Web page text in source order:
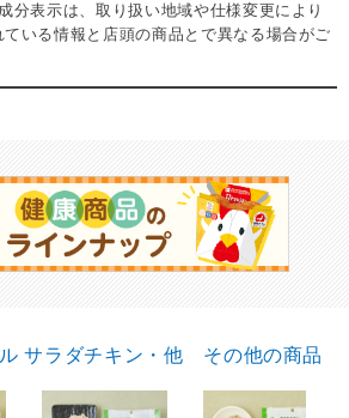
分表示は、取り扱い地域や仕様変更により
いる情報と店頭の商品とで異なる場合がご
サラダチキン・他 その他の商品